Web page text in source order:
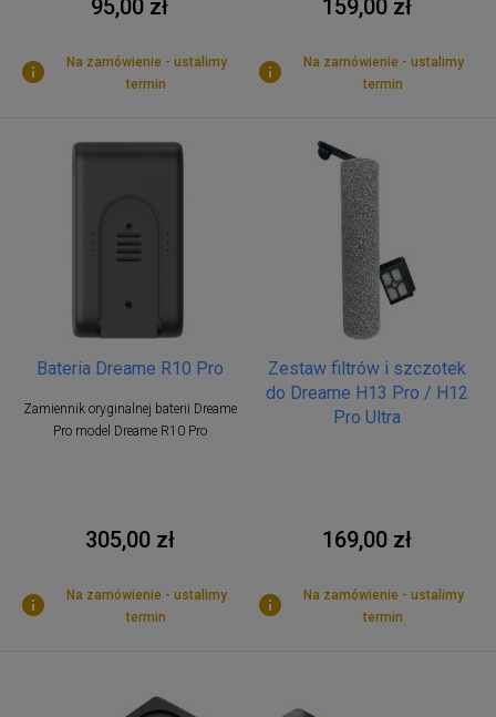
95,00 zł
Na zamówienie - ustalimy
termin
159,00 zł
Na zamówienie - ustalimy
termin
Bateria Dreame R10 Pro
Zamiennik oryginalnej baterii Dreame
Pro model Dreame R10 Pro
305,00 zł
Na zamówienie - ustalimy
termin
Zestaw filtrów i szczotek
do Dreame H13 Pro / H12
Pro Ultra
169,00 zł
Na zamówienie - ustalimy
termin